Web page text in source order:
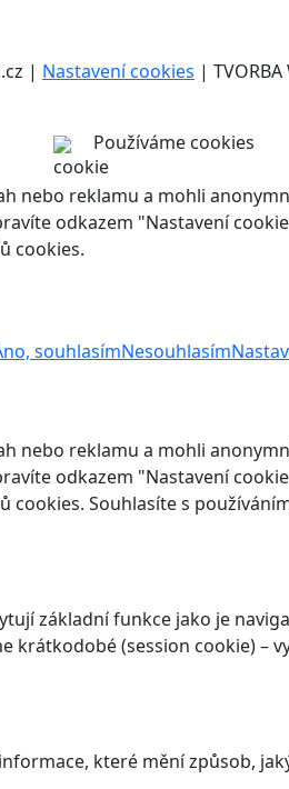
| Nastavení cookies | TVORBA
Používáme cookies
reklamu a mohli
odkazem "Nastavení
cookies.
souhlasímNesouhlasím
reklamu a mohli
odkazem "Nastavení
cookies. Souhlasíte s
základní funkce jako je
(session cookie) –
které mění způsob,